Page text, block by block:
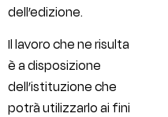
dell’edizione.
Il lavoro che ne risulta
è a disposizione
dell’istituzione che
potrà utilizzarlo ai fini